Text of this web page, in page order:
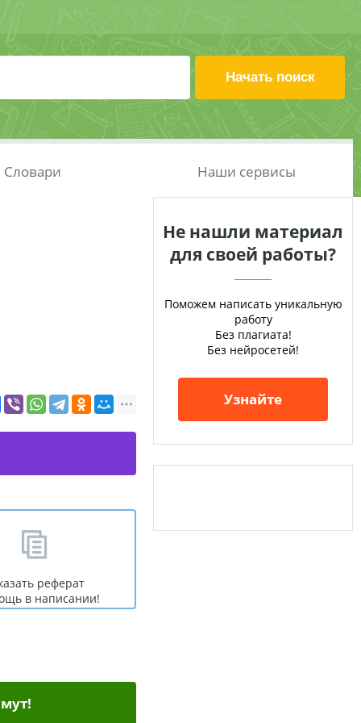
Словари Наши сервисы
реферат
в написании!
Не нашли материал
для своей работы?
Поможем написать уникальную
работу
Без плагиата!
Без нейросетей!
Узнайте